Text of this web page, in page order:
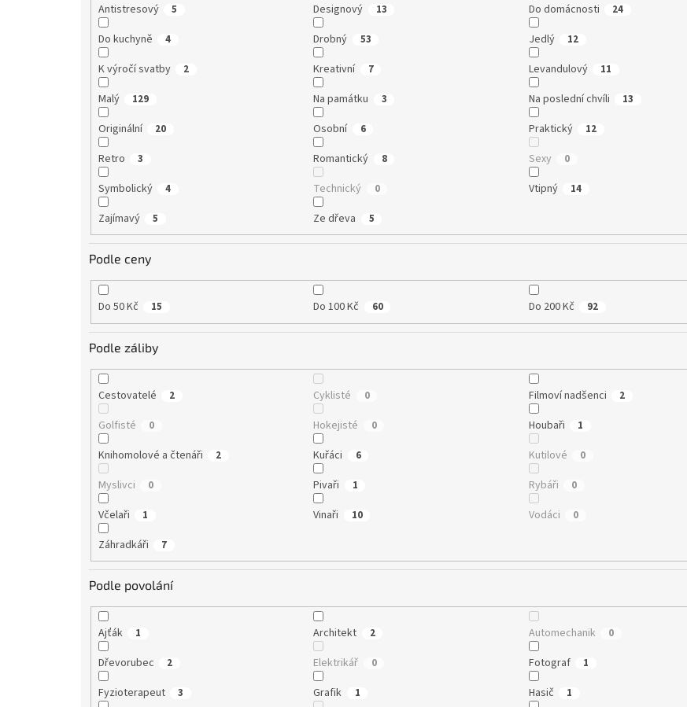
Antistresový 5 Designový 13 Do domácnosti 24
Do kuchyně 4 Drobný 53 Jedlý 12
K výročí svatby 2 Kreativní 7 Levandulový 11
Malý 129 Na památku 3 Na poslední chvíli 13
Originální 20 Osobní 6 Praktický 12
Retro 3 Romantický 8 Sexy 0
Symbolický 4 Technický 0 Vtipný 14
Zajímavý 5 Ze dřeva 5
Podle ceny
Do 50 Kč 15 Do 100 Kč 60 Do 200 Kč 92
Podle záliby
Cestovatelé 2 Cyklisté 0 Filmoví nadšenci 2
Golfisté 0 Hokejisté 0 Houbaři 1
Knihomolové a čtenáři 2 Kuřáci 6 Kutilové 0
Myslivci 0 Pivaři 1 Rybáři 0
Včelaři 1 Vinaři 10 Vodáci 0
Záhradkáři 7
Podle povolání
Ajťák 1 Architekt 2 Automechanik 0
Dřevorubec 2 Elektrikář 0 Fotograf 1
Fyzioterapeut 3 Grafik 1 Hasič 1